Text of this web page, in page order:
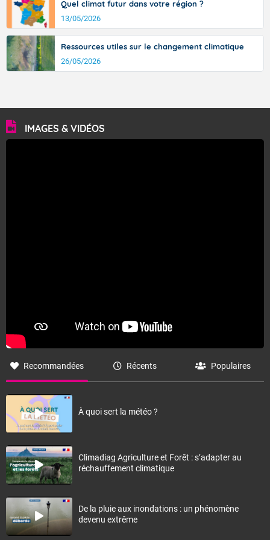
Quel climat futur dans votre région ?
13/05/2026
Ressources utiles sur le changement climatique
26/05/2026
IMAGES & VIDÉOS
Recommandées Récents Populaires
À quoi sert la météo ?
Climadiag Agriculture et Forêt : s’adapter au
réchauffement climatique
De la pluie aux inondations : un phénomène
devenu extrême